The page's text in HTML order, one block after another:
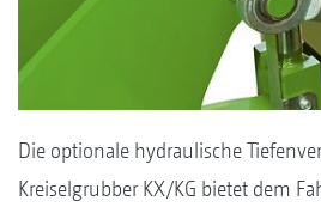
Die optionale hydraulische
Kreiselgrubber KX/KG bietet dem